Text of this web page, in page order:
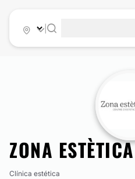
ZONA ESTÈTICA
Clínica estética